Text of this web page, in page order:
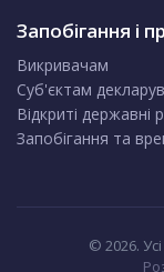
Запобігання і
Викривачам
Суб'єктам
Відкриті державні
Запобігання та
© 2026.